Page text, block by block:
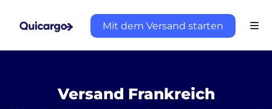
Mit dem Versand starten
Versand Frankreich